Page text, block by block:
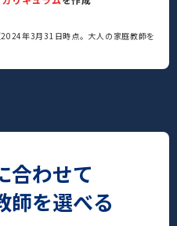
年3月31日時点。大人の家庭教師を
合わせて
師を選べる